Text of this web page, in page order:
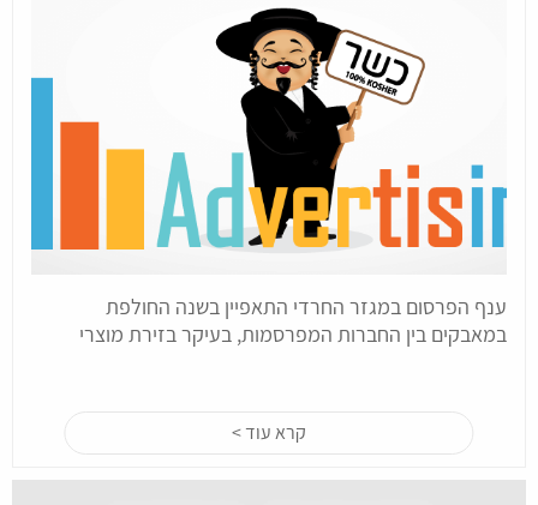
ענף הפרסום במגזר החרדי התאפיין בשנה החולפת
במאבקים בין החברות המפרסמות, בעיקר בזירת מוצרי
קרא עוד >